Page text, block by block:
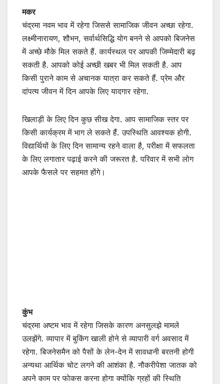
मकर
चंद्रमा नवम भाव में रहेगा जिससे सामाजिक जीवन अच्छा रहेगा.
लक्ष्मीनारायण, शौभन, सर्वार्थसिद्धि योग बनने से आपको बिजनेस
में अच्छे मौके मिल सकते हैं. कार्यस्थल पर आपकी जिम्मेदारी बढ़
सकती है. आपको कोई अच्छी खबर भी मिल सकती है. आप
किसी पुराने काम से अचानक यात्रा कर सकते हैं. प्रेम और
दांपत्य जीवन में दिन आपके लिए यादगार रहेगा.
खिलाड़ी के लिए दिन कुछ सीख देगा. आप सामाजिक स्तर पर
किसी कार्यक्रम में भाग ले सकते हैं. उपस्थिति आवश्यक होगी.
विद्यार्थियों के लिए दिन सामान्य रहने वाला है, परीक्षा में सफलता
के लिए लगातार पढ़ाई करने की जरूरत है. परिवार में सभी लोग
आपके फैसले पर सहमत होंगे।
कुंभ
चंद्रमा अष्टम भाव में रहेगा जिसके कारण अनसुलझे मामले
उलझेंगे. व्यापार में बुकिंग खाली होने से व्यापारी वर्ग अवसाद में
रहेगा. बिजनेसमैन को पैसों के लेन-देन में सावधानी बरतनी होगी
अन्यथा आर्थिक चोट लगने की आशंका है. नौकरीपेशा जातक को
अपने काम पर फोकस करना होगा क्योंकि ग्रहों की स्थिति